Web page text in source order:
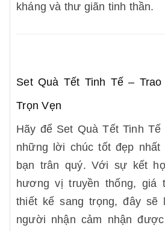
kháng và thư giãn tinh thần.
Set Quà Tết Tinh Tế –
Trọn Vẹn
Hãy để Set Quà Tết Tinh
những lời chúc tốt đẹp
bạn trân quý. Với sự kết
hương vị truyền thống, giá
thiết kế sang trọng, đây sẽ
người nhận cảm nhận